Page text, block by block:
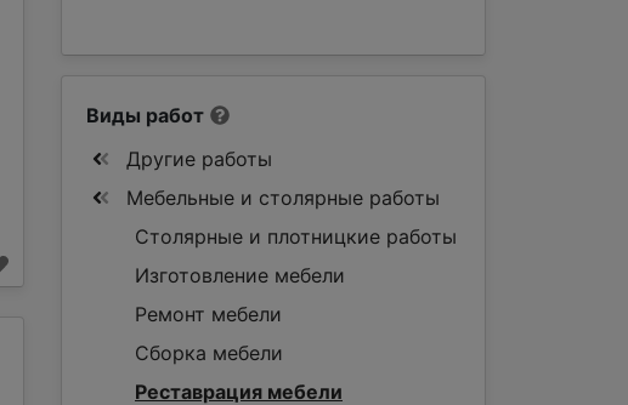
Виды работ
Другие работы
Мебельные и столярные работы
Столярные и плотницкие работы
Изготовление мебели
Ремонт мебели
Сборка мебели
Реставрация мебели